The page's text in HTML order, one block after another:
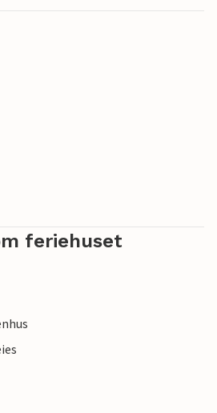
feriehuset